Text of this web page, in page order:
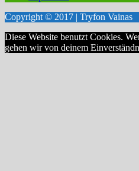
Copyright © 2017 | Tryfon Vainas
Diese Website benutzt Cookies.
gehen wir von deinem